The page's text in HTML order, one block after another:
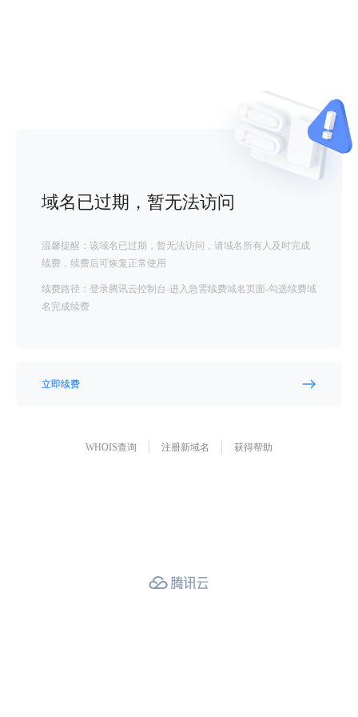
域名已过期，暂无法访问
温馨提醒：该域名已过期，暂无法访问，请域名所有人及时完成
续费，续费后可恢复正常使用
续费路径：登录腾讯云控制台-进入急需续费域名页面-勾选续费域
名完成续费
立即续费
WHOIS查询 注册新域名 获得帮助